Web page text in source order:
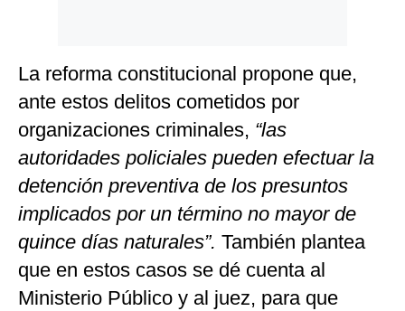
La reforma constitucional propone que,
ante estos delitos cometidos por
organizaciones criminales, “las
autoridades policiales pueden efectuar la
detención preventiva de los presuntos
implicados por un término no mayor de
quince días naturales”. También plantea
que en estos casos se dé cuenta al
Ministerio Público y al juez, para que